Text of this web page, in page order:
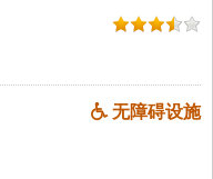
无障碍设施